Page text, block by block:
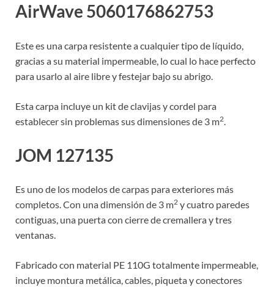
AirWave 5060176862753
Este es una carpa resistente a cualquier tipo de líquido,
gracias a su material impermeable, lo cual lo hace perfecto
para usarlo al aire libre y festejar bajo su abrigo.
Esta carpa incluye un kit de clavijas y cordel para
establecer sin problemas sus dimensiones de 3 m2
JOM 127135
Es uno de los modelos de carpas para exteriores más
completos. Con una dimensión de 3 m2 y cuatro paredes
contiguas, una puerta con cierre de cremallera y tres
ventanas.
Fabricado con material PE 110G totalmente impermeable,
incluye montura metálica, cables, piqueta y conectores